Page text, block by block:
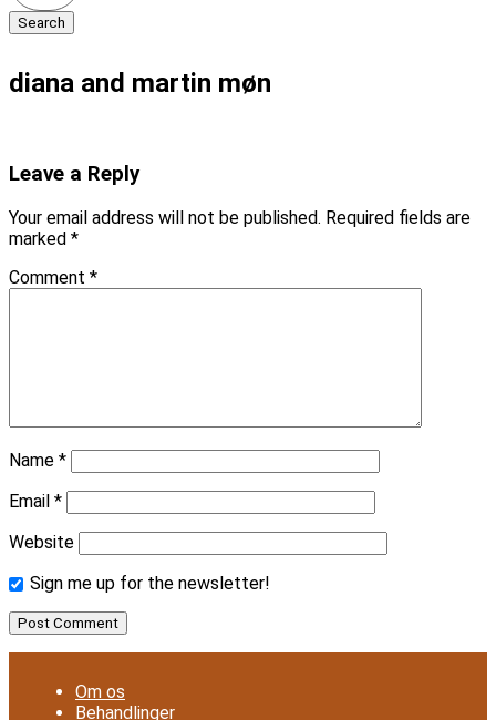
diana and martin møn
Leave a Reply
Your email address will not be published. Required fields are
marked *
Comment *
Name *
Email *
Website
Sign me up for the newsletter!
Om os
Behandlinger